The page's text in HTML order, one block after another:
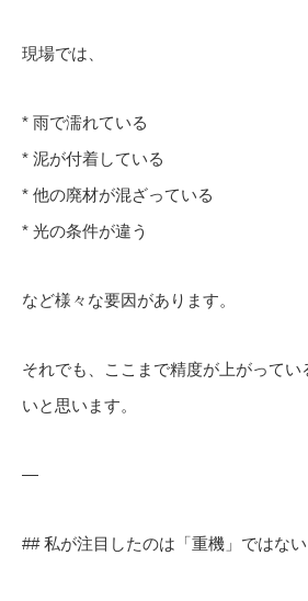
現場では、
* 雨で濡れている
* 泥が付着している
* 他の廃材が混ざっている
* 光の条件が違う
など様々な要因があります。
それでも、ここまで精度が上がってい
いと思います。
—
## 私が注目したのは「重機」ではない